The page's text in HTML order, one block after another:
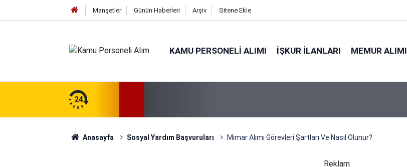
Manşetler Günün Haberleri Arşiv Sitene Ekle
KAMU PERSONELI ALIMI İŞKUR İLANLARI MEMUR ALIMI
24
Anasayfa Sosyal Yardım Başvuruları Mimar Alımı Görevleri Şartları Ve Nasıl Olunur?
Reklam